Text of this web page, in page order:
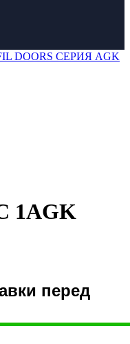
DOORS СЕРИЯ AGK
перед